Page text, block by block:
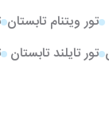
تور ویتنام تابستان
تور تایلند تابستان